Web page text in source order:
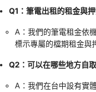
Q1：筆電出租的租金與
A：我們的筆電租金依
標示專屬的檔期租金與
Q2：可以在哪些地方自
A：我們在台中設有實